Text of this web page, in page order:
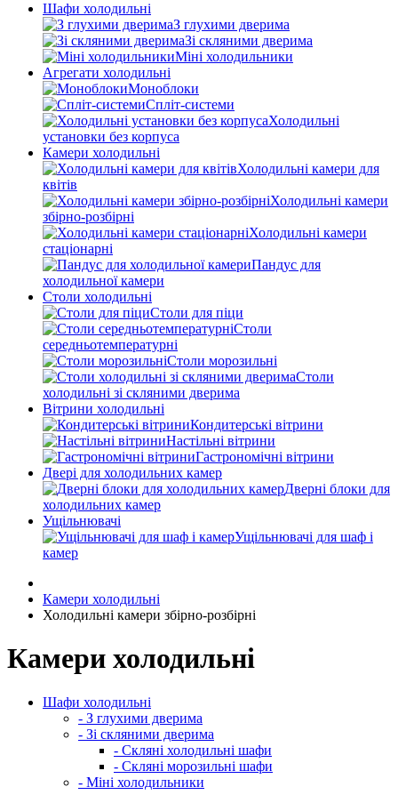
Шафи холодильні
З глухими дверима
Зі скляними дверима
Міні холодильники
Агрегати холодильні
Моноблоки
Спліт-системи
Холодильні
установки без корпуса
Камери холодильні
Холодильні камери для
квітів
Холодильні камери
збірно-розбірні
Холодильні камери
стаціонарні
Пандус для
холодильної камери
Столи холодильні
Столи для піци
Столи
середньотемпературні
Столи морозильні
Столи
холодильні зі скляними дверима
Вітрини холодильні
Кондитерські вітрини
Настільні вітрини
Гастрономічні вітрини
Двері для холодильних камер
Дверні блоки для
холодильних камер
Ущільнювачі
Ущільнювачі для шаф і
камер
Камери холодильні
Холодильні камери збірно-розбірні
Камери холодильні
Шафи холодильні
- З глухими дверима
- Зі скляними дверима
- Скляні холодильні шафи
- Скляні морозильні шафи
- Міні холодильники